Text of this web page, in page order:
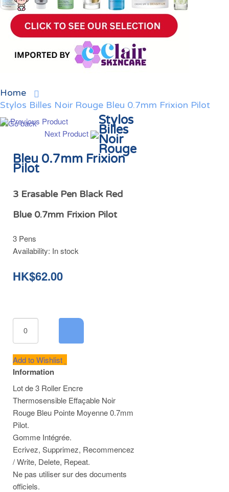
Home
Stylos Billes Noir Rouge Bleu 0.7mm Frixion Pilot
Previous Product
Next Product
Stylos
Billes
Noir
Rouge
Bleu 0.7mm Frixion
Pilot
3 Erasable Pen Black Red
Blue 0.7mm Frixion Pilot
3 Pens
Availability: In stock
HK$62.00
Add to Wishlist
Information
Lot de 3 Roller Encre
Thermosensible Effaçable Noir
Rouge Bleu Pointe Moyenne 0.7mm
Pilot.
Gomme Intégrée.
Ecrivez, Supprimez, Recommencez
/ Write, Delete, Repeat.
Ne pas utiliser sur des documents
officiels.